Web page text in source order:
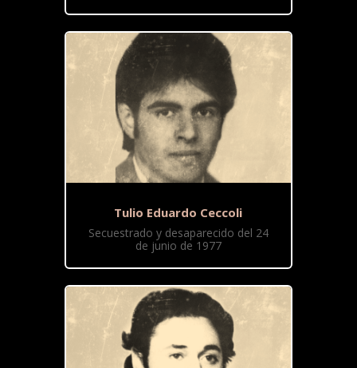
Tulio Eduardo Ceccoli
Secuestrado y desaparecido del 24
de junio de 1977